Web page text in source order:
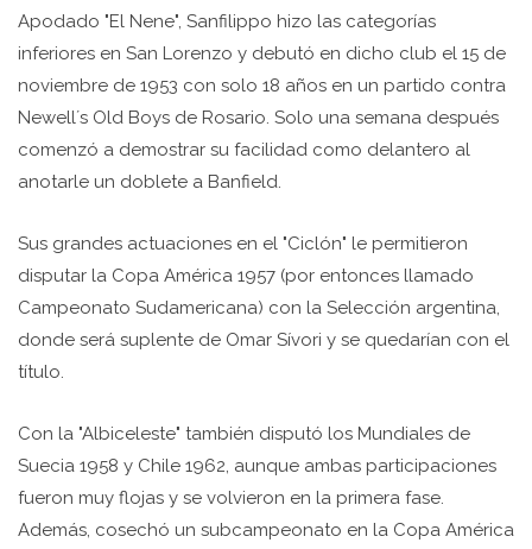
Apodado "El Nene", Sanfilippo hizo las categorías
inferiores en San Lorenzo y debutó en dicho club el 15 de
noviembre de 1953 con solo 18 años en un partido contra
Newell´s Old Boys de Rosario. Solo una semana después
comenzó a demostrar su facilidad como delantero al
anotarle un doblete a Banfield.
Sus grandes actuaciones en el "Ciclón" le permitieron
disputar la Copa América 1957 (por entonces llamado
Campeonato Sudamericana) con la Selección argentina,
donde será suplente de Omar Sívori y se quedarían con el
título.
Con la "Albiceleste" también disputó los Mundiales de
Suecia 1958 y Chile 1962, aunque ambas participaciones
fueron muy flojas y se volvieron en la primera fase.
Además, cosechó un subcampeonato en la Copa América